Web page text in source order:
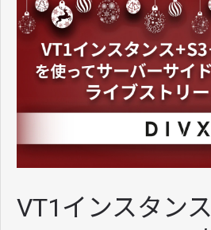
DIVXブログ
開発事例
会社情報
VT1インスタンス